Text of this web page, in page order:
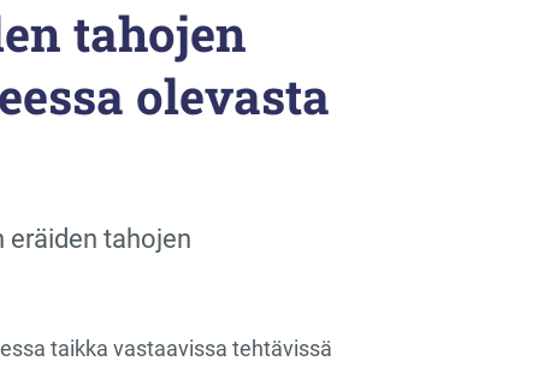
tahojen
olevasta
eräiden tahojen
taikka vastaavissa tehtävissä